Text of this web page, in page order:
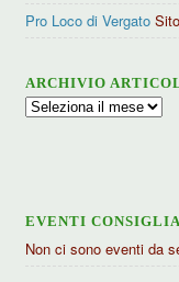
Pro Loco di Vergato
ARCHIVIO
Archivio
EVENTI
Non ci sono eventi da